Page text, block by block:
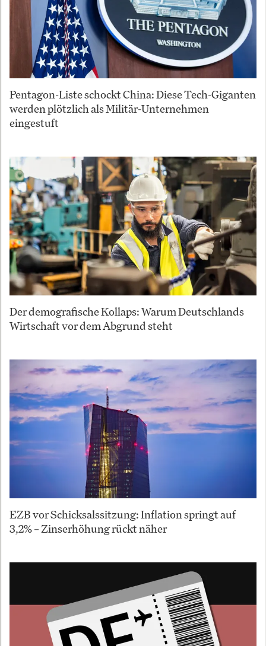
Pentagon-Liste schockt China: Diese Tech-Giganten
werden plötzlich als Militär-Unternehmen
eingestuft
Der demografische Kollaps: Warum Deutschlands
Wirtschaft vor dem Abgrund steht
EZB vor Schicksalssitzung: Inflation springt auf
3,2% – Zinserhöhung rückt näher